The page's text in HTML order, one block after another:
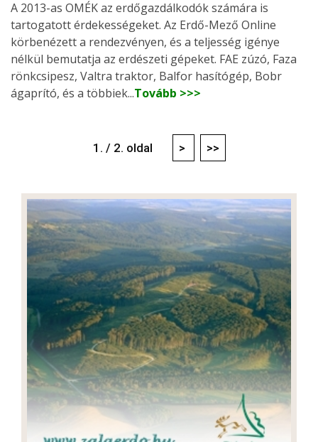
A 2013-as OMÉK az erdőgazdálkodók számára is
tartogatott érdekességeket. Az Erdő-Mező Online
körbenézett a rendezvényen, és a teljesség igénye
nélkül bemutatja az erdészeti gépeket. FAE zúzó, Faza
rönkcsipesz, Valtra traktor, Balfor hasítógép, Bobr
ágaprító, és a többiek...Tovább >>>
1. / 2. oldal > >>